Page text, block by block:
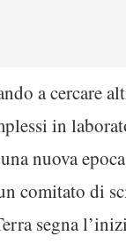
a cercare
in
nuova
comitato di
segna